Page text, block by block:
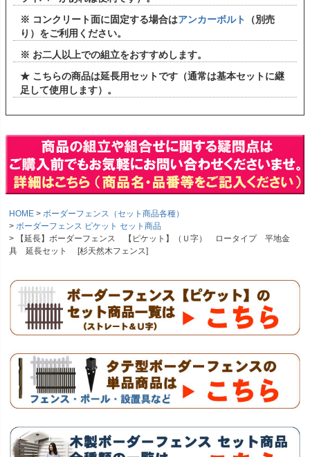
※ コンクリート面に固定する場合はアンカーボルト
（別売
り）をご利用ください。
※ お二人以上での組立をおすすめします。
★ こちらの商品は延長用セットです（通常は基本セットに継
足して使用します）。
HOME
ボーダーフェンス（セット商品各種）
ボーダーフェンス ピケット セット商品
【延長】ボーダーフェンス 【ピケット】（Ｕ字） ロータイプ 平地金
具 延長セット [杉天然木フェンス]